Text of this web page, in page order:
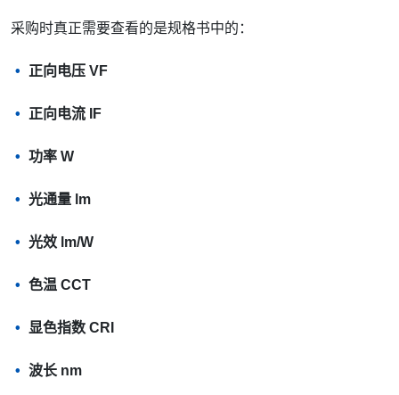
采购时真正需要查看的是规格书中的：
正向电压 VF
正向电流 IF
功率 W
光通量 lm
光效 lm/W
色温 CCT
显色指数 CRI
波长 nm